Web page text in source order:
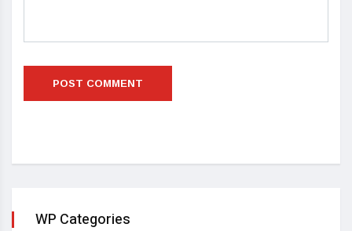
WP Categories